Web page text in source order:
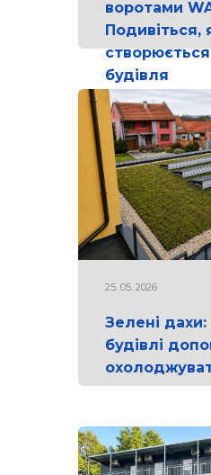
воротами
Подивіться,
будівля
25. 05. 2026
Зелені дахи:
будівлі